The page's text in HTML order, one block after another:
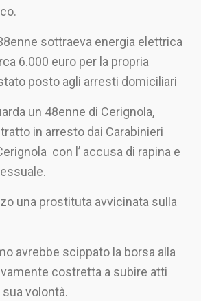
sottraeva energia elettrica
6.000 euro per la propria
posto agli arresti domiciliari
un 48enne di Cerignola,
in arresto dai Carabinieri
con l’ accusa di rapina e
una prostituta avvicinata sulla
avrebbe scippato la borsa alla
costretta a subire atti
volontà.